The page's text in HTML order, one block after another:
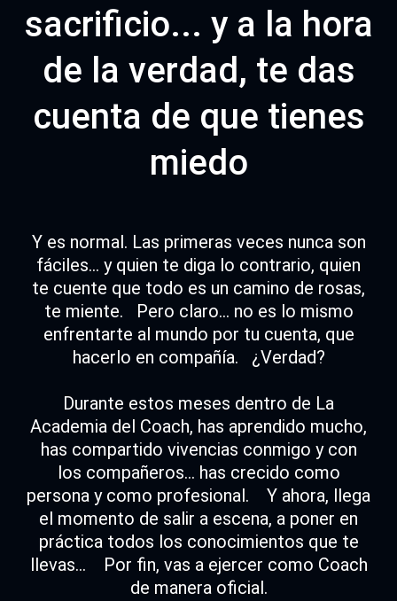
sacrificio... y a la hora
de la verdad, te das
cuenta de que tienes
miedo
Y es normal. Las primeras veces nunca son
fáciles... y quien te diga lo contrario, quien
te cuente que todo es un camino de rosas,
te miente. Pero claro... no es lo mismo
enfrentarte al mundo por tu cuenta, que
hacerlo en compañía. ¿Verdad?
Durante estos meses dentro de La
Academia del Coach, has aprendido mucho,
has compartido vivencias conmigo y con
los compañeros... has crecido como
persona y como profesional. Y ahora, llega
el momento de salir a escena, a poner en
práctica todos los conocimientos que te
llevas... Por fin, vas a ejercer como Coach
de manera oficial.